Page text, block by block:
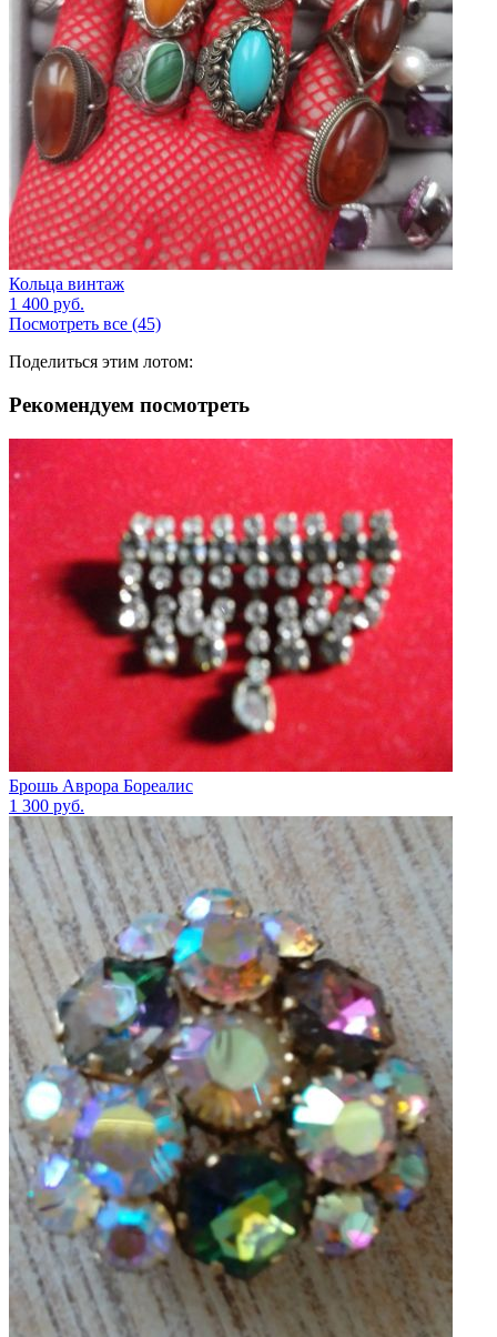
Кольца винтаж
1 400 руб.
Посмотреть все (45)
Поделиться этим лотом:
Рекомендуем посмотреть
Брошь Аврора Бореалис
1 300 руб.